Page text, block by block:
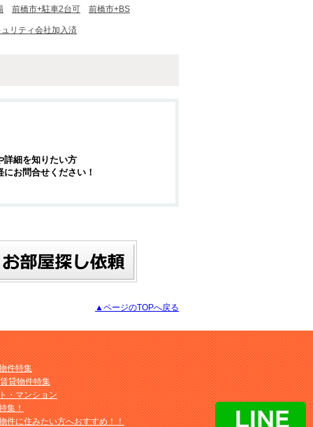
前橋市+駐車2台可 前橋市+BS
リティ会社加入済
詳細を知りたい方
お問合せください！
▲ページのTOPへ戻る
件特集
貸物件特集
・マンション
集！
件に住みたい方へおすすめ！！